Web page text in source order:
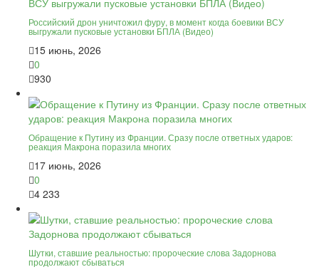
Российский дрон уничтожил фуру, в момент когда боевики ВСУ
выгружали пусковые установки БПЛА (Видео)
15 июнь, 2026
0
930
Обращение к Путину из Франции. Сразу после ответных ударов:
реакция Макрона поразила многих
17 июнь, 2026
0
4 233
Шутки, ставшие реальностью: пророческие слова Задорнова
продолжают сбываться